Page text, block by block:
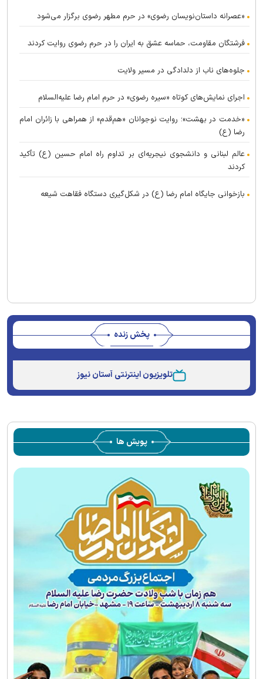
«عصرانه داستان‌نویسان رضوی» در حرم مطهر رضوی برگزار می‌شود
فرشتگان مقاومت، حماسه عشق به ایران را در حرم رضوی روایت کردند
جلوه‌های ناب از دلدادگی در مسیر ولایت
اجرای نمایش‌های کوتاه «سیره رضوی» در حرم امام رضا علیه‌السلام
«خدمت در بهشت»؛ روایت نوجوانان «هم‌قدم» از همراهی با زائران امام
رضا (ع)
عالم لبنانی و دانشجوی نیجریه‌ای بر تداوم راه امام حسین (ع) تأکید
کردند
بازخوانی جایگاه امام رضا (ع) در شکل‌گیری دستگاه فقاهت شیعه
پخش زنده
تلویزیون اینترنتی آستان نیوز
پویش ها